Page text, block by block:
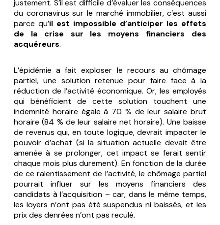
justement. S’il est difficile d’évaluer les conséquences
du coronavirus sur le marché immobilier, c’est aussi
parce qu’il est impossible d’anticiper les effets
de la crise sur les moyens financiers des
acquéreurs.
L’épidémie a fait exploser le recours au chômage
partiel, une solution retenue pour faire face à la
réduction de l’activité économique. Or, les employés
qui bénéficient de cette solution touchent une
indemnité horaire égale à 70 % de leur salaire brut
horaire (84 % de leur salaire net horaire). Une baisse
de revenus qui, en toute logique, devrait impacter le
pouvoir d’achat (si la situation actuelle devait être
amenée à se prolonger, cet impact se ferait sentir
chaque mois plus durement). En fonction de la durée
de ce ralentissement de l’activité, le chômage partiel
pourrait influer sur les moyens financiers des
candidats à l’acquisition – car, dans le même temps,
les loyers n’ont pas été suspendus ni baissés, et les
prix des denrées n’ont pas reculé.